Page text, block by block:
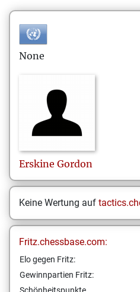
None
Erskine Gordon
Keine Wertung auf
Fritz.chessbase.com:
Elo gegen Fritz:
Gewinnpartien Fritz: